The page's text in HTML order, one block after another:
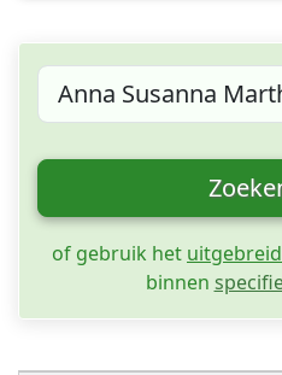
of gebruik het
binnen